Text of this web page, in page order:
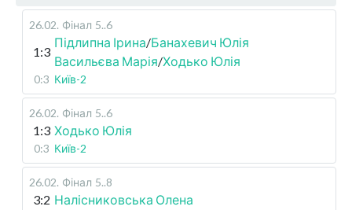
26.02. Фінал 5..6
1:3
Підлипна Ірина/Банахевич Юлія
Васильєва Марія/Ходько Юлія
0:3 Київ-2
26.02. Фінал 5..6
1:3 Ходько Юлія
0:3 Київ-2
26.02. Фінал 5..8
3:2 Налісниковська Олена